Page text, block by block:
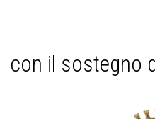
con il sostegno